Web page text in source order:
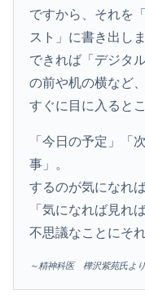
ですから、それを
スト」に書き出しま
できれば「デジタ
の前や机の横など、
すぐに目に入ると
「今日の予定」「
事」。
するのが気になれ
「気になれば見れ
不思議なことにそ
～精神科医 樺沢紫苑氏よ